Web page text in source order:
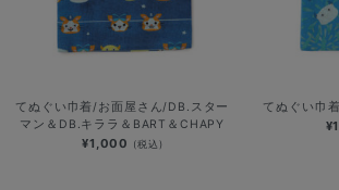
てぬぐい巾着/お面屋さん/DB.スター
マン＆DB.キララ＆BART＆CHAPY
¥1,000 (税込)
てぬぐい巾